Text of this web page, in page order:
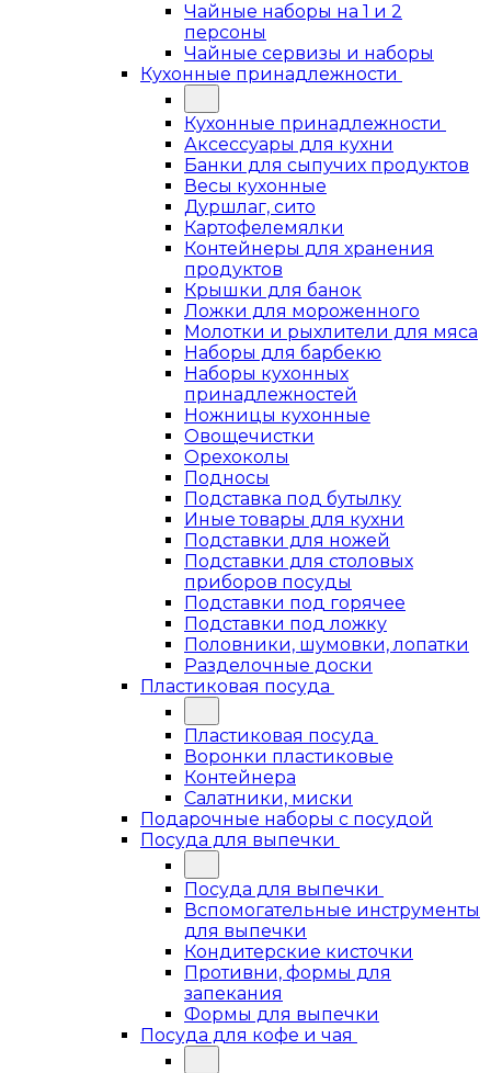
Чайные наборы на 1 и 2
персоны
Чайные сервизы и наборы
Кухонные принадлежности
Кухонные принадлежности
Аксессуары для кухни
Банки для сыпучих продуктов
Весы кухонные
Дуршлаг, сито
Картофелемялки
Контейнеры для хранения
продуктов
Крышки для банок
Ложки для мороженного
Молотки и рыхлители для мяса
Наборы для барбекю
Наборы кухонных
принадлежностей
Ножницы кухонные
Овощечистки
Орехоколы
Подносы
Подставка под бутылку
Иные товары для кухни
Подставки для ножей
Подставки для столовых
приборов посуды
Подставки под горячее
Подставки под ложку
Половники, шумовки, лопатки
Разделочные доски
Пластиковая посуда
Пластиковая посуда
Воронки пластиковые
Контейнера
Салатники, миски
Подарочные наборы с посудой
Посуда для выпечки
Посуда для выпечки
Вспомогательные инструменты
для выпечки
Кондитерские кисточки
Противни, формы для
запекания
Формы для выпечки
Посуда для кофе и чая